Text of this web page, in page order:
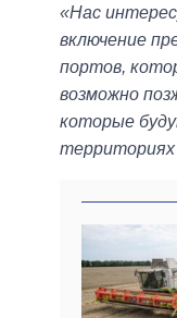
«Нас
включение
портов,
возможно
которые